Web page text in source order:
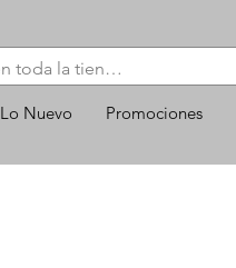
Lo Nuevo Promociones